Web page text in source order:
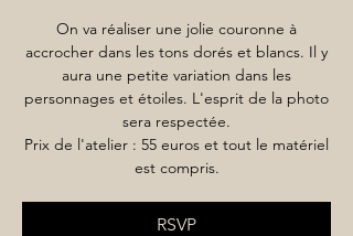
On va réaliser une jolie couronne à
accrocher dans les tons dorés et blancs. Il y
aura une petite variation dans les
personnages et étoiles. L'esprit de la photo
sera respectée.
Prix de l'atelier : 55 euros et tout le matériel
est compris.
RSVP